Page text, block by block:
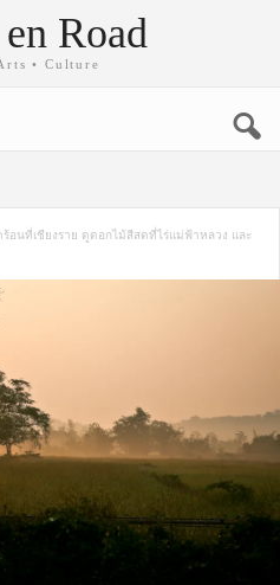
Road
• Culture
อนที่เชียงราย ดูดอกไม้สีสดที่ไร่แม่ฟ้าหลวง และ